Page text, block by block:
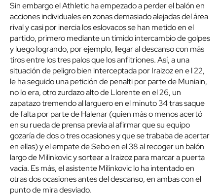
Sin embargo el Athletic ha empezado a perder el balón en
acciones individuales en zonas demasiado alejadas del área
rival y casi por inercia los eslovacos se han metido en el
partido, primero mediante un tímido intercambio de golpes
y luego logrando, por ejemplo, llegar al descanso con más
tiros entre los tres palos que los anfitriones. Así, a una
situación de peligro bien interceptada por Iraizoz en e l 22,
le ha seguido una petición de penalti por parte de Muniain,
no lo era, otro zurdazo alto de Llorente en el 26, un
zapatazo tremendo al larguero en el minuto 34 tras saque
de falta por parte de Halenar (quien más o menos acertó
en su rueda de prensa previa al afirmar que su equipo
gozaría de dos o tres ocasiones y que se trababa de acertar
en ellas) y el empate de Sebo en el 38 al recoger un balón
largo de Milinkovic y sortear a Iraizoz para marcar a puerta
vacía. Es más, el asistente Milinkovic lo ha intentado en
otras dos ocasiones antes del descanso, en ambas con el
punto de mira desviado.